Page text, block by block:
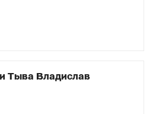
Тыва Владислав